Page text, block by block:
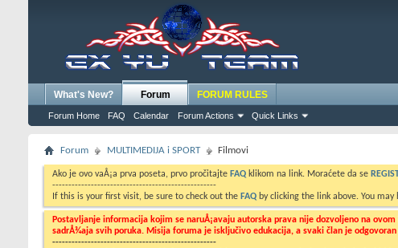
What's New? Forum
Forum Home FAQ Calendar Forum Actions Quick Links
FORUM RULES
Forum MULTIMEDIJA i SPORT Filmovi
Ako je ovo vaÅ¡a prva poseta, prvo pročitajte FAQ klikom na link. Moraćete da se
---------------------------------------------------
If this is your first visit, be sure to check out the FAQ by clicking the link above. You may
Postavljanje informacija kojim se naruÅ¡avaju autorska prava nije dozvoljeno na
sadrÅ¾aja svih poruka. Misija foruma je isključivo edukacija, a svaki član je
---------------------------------------------------